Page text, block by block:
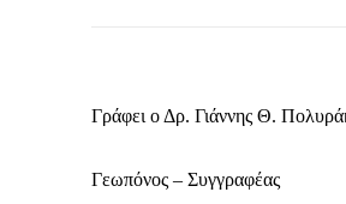
Γράφει ο Δρ. Γιάννης Θ.
Γεωπόνος – Συγγραφέας